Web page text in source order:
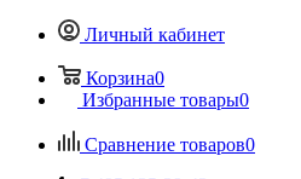
Личный кабинет
Корзина0
Избранные товары0
Сравнение товаров0